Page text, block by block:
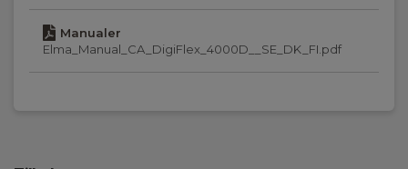
Standarder og normer
Instrumentegenskaber:
Manualer
Elma_Manual_CA_DigiFlex_4000D__SE_DK_FI.pdf